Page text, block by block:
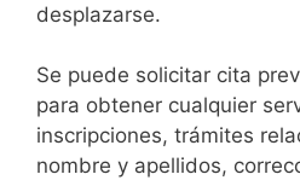
desplazarse.​
Se puede solicitar cita
para obtener cualquier
inscripciones, trámites
nombre y apellidos,